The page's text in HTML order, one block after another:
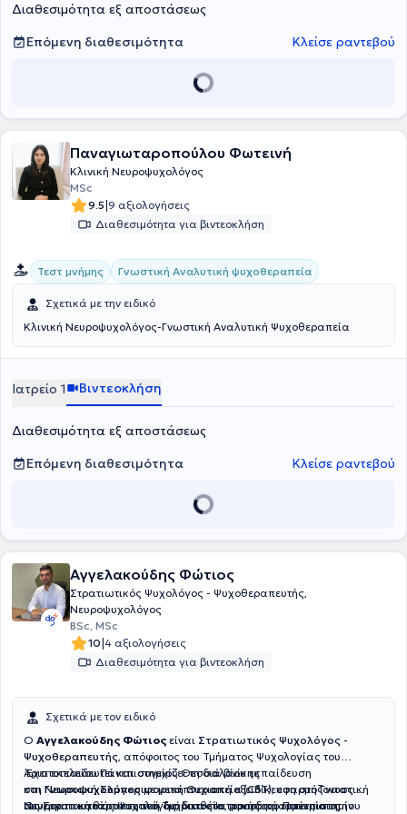
Διαθεσιμότητα εξ αποστάσεως
Επόμενη διαθεσιμότητα
Κλείσε ραντεβού
Παναγιωταροπούλου Φωτεινή
Κλινική Νευροψυχολόγος
MSc
9.5|9 αξιολογήσεις
Διαθεσιμότητα για βιντεοκλήση
Τεστ μνήμης Γνωστική Αναλυτική ψυχοθεραπεία
Σχετικά με την ειδικό
Κλινική Νευροψυχολόγος-Γνωστική Αναλυτική Ψυχοθεραπεία
Ιατρείο 1 Βιντεοκλήση
Διαθεσιμότητα εξ αποστάσεως
Επόμενη διαθεσιμότητα
Κλείσε ραντεβού
Αγγελακούδης Φώτιος
Στρατιωτικός Ψυχολόγος - Ψυχοθεραπευτής,
Νευροψυχολόγος
BSc, MSc
10|4 αξιολογήσεις
Διαθεσιμότητα για βιντεοκλήση
Σχετικά με τον ειδικό
Ο Αγγελακούδης Φώτιος είναι Στρατιωτικός Ψυχολόγος -
Ψυχοθεραπευτής, απόφοιτος του Τμήματος Ψυχολογίας του
Αριστοτελείου Πανεπιστημίου Θεσσαλονίκης
και Νευροψυχολόγοςμε μεταπτυχιακή εξειδίκευση στη Γνωστική
Νευροαποκατάσταση του Τμήματος Ιατρικής του Πανεπιστημίου
Έχει εκπαιδευτεί και συνεχίζει τη διά βίου εκπαίδευση
στη Γνωσιακή Συμπεριφορική Θεραπεία (CBT), εφαρμόζοντας
συνεργατική θεραπευτική διαδικασία, προσαρμοσμένη στις
Ως Στρατιωτικός Ψυχολόγος, διαθέτει μοναδική εμπειρία στην